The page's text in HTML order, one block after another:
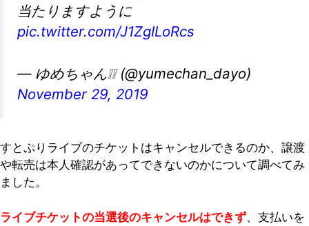
当たりますように
pic.twitter.com/J1ZgILoRcs
— ゆめちゃん❕❕ (@yumechan_dayo)
November 29, 2019
すとぷりライブのチケットはキャンセルできるのか、譲渡
や転売は本人確認があってできないのかについて調べてみ
ました。
ライブチケットの当選後のキャンセルはできず、支払いを